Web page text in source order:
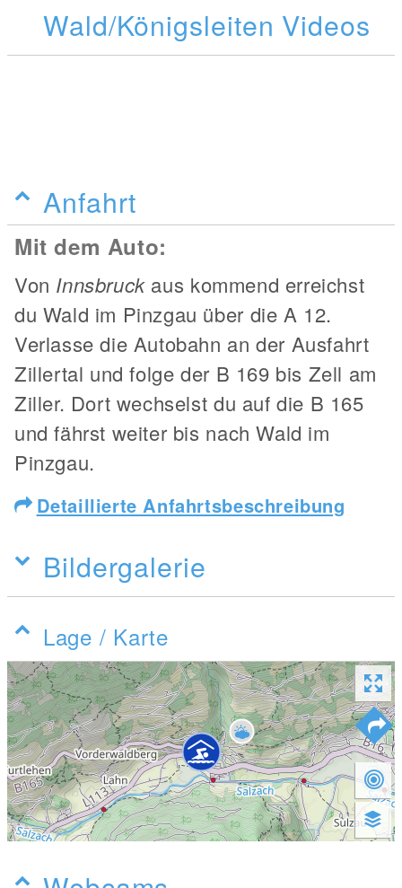
Wald/Königsleiten Videos
Anfahrt
Mit dem Auto:
Von Innsbruckaus kommend erreichst
du Wald im Pinzgau über die A 12.
Verlasse die Autobahn an der Ausfahrt
Zillertal und folge der B 169 bis Zell am
Ziller. Dort wechselst du auf die B 165
und fährst weiter bis nach Wald im
Pinzgau.
Detaillierte Anfahrtsbeschreibung
Bildergalerie
Lage / Karte